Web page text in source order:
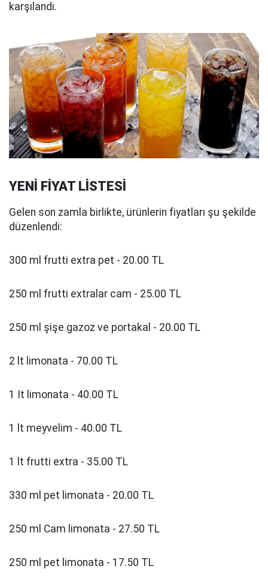
karşılandı.
YENİ FİYAT LİSTESİ
Gelen son zamla birlikte, ürünlerin fiyatları şu şekilde
düzenlendi:
300 ml frutti extra pet - 20.00 TL
250 ml frutti extralar cam - 25.00 TL
250 ml şişe gazoz ve portakal - 20.00 TL
2 lt limonata - 70.00 TL
1 It limonata - 40.00 TL
1 lt meyvelim - 40.00 TL
1 lt frutti extra - 35.00 TL
330 ml pet limonata - 20.00 TL
250 ml Cam limonata - 27.50 TL
250 ml pet limonata - 17.50 TL